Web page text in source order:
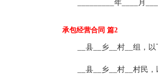
_________年____月
承包经营合同 篇2
__县__乡__村__组，以
__县__乡__村__村民，